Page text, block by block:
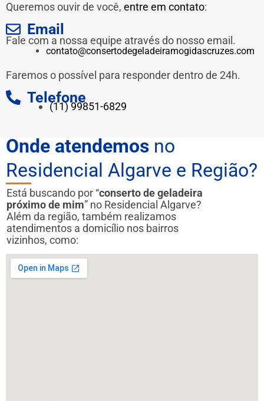
Queremos ouvir de você, entre em contato:
Email
Fale com a nossa equipe através do nosso email.
contato@consertodegeladeiramogidascruzes.com
Faremos o possível para responder dentro de 24h.
Telefone
(11) 99851-6829
Onde atendemos no
Residencial Algarve e Região?
Está buscando por “conserto de geladeira
próximo de mim” no Residencial Algarve?
Além da região, também realizamos
atendimentos a domicílio nos bairros
vizinhos, como: